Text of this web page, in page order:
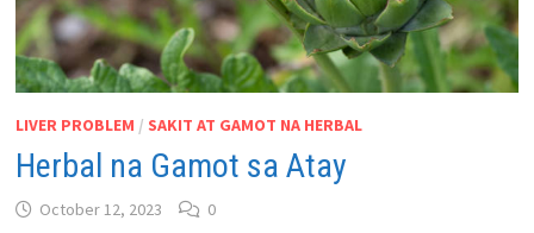
LIVER PROBLEM / SAKIT AT GAMOT NA HERBAL
Herbal na Gamot sa Atay
October 12, 2023 0